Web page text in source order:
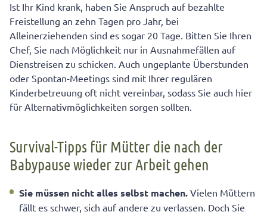
Ist Ihr Kind krank, haben Sie Anspruch auf bezahlte
Freistellung an zehn Tagen pro Jahr, bei
Alleinerziehenden sind es sogar 20 Tage. Bitten Sie Ihren
Chef, Sie nach Möglichkeit nur in Ausnahmefällen auf
Dienstreisen zu schicken. Auch ungeplante Überstunden
oder Spontan-Meetings sind mit Ihrer regulären
Kinderbetreuung oft nicht vereinbar, sodass Sie auch hier
für Alternativmöglichkeiten sorgen sollten.
Survival-Tipps für Mütter die nach der
Babypause wieder zur Arbeit gehen
Sie müssen nicht alles selbst machen. Vielen Müttern
fällt es schwer, sich auf andere zu verlassen. Doch Sie